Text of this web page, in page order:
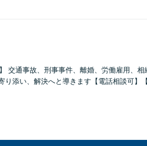
交通事故、刑事事件、離婚、労働雇用、相
添い、解決へと導きます【電話相談可】